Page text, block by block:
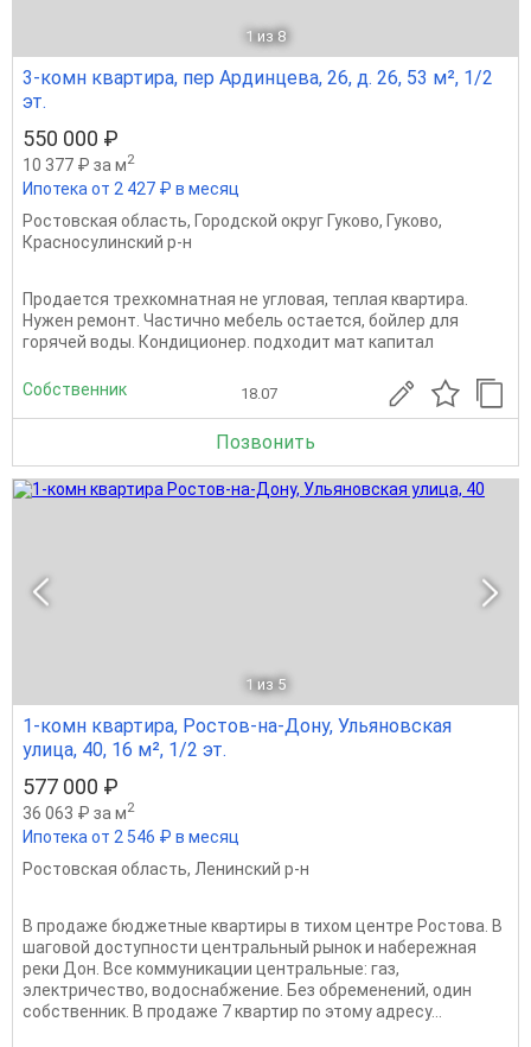
1 из 8
3-комн квартира, пер Ардинцева, 26, д. 26, 53 м², 1/2
эт.
550 000 ₽
10 377 ₽ за м2
Ипотека от 2 427 ₽ в месяц
Ростовская область, Городской округ Гуково, Гуково,
Красносулинский р-н
Продается трехкомнатная не угловая, теплая квартира.
Нужен ремонт. Частично мебель остается, бойлер для
горячей воды. Кондиционер. подходит мат капитал
Собственник 18.07
Позвонить
1 из 5
1-комн квартира, Ростов-на-Дону, Ульяновская
улица, 40, 16 м², 1/2 эт.
577 000 ₽
36 063 ₽ за м2
Ипотека от 2 546 ₽ в месяц
Ростовская область, Ленинский р-н
В продаже бюджетные квартиры в тихом центре Ростова. В
шаговой доступности центральный рынок и набережная
реки Дон. Все коммуникации центральные: газ,
электричество, водоснабжение. Без обременений, один
собственник. В продаже 7 квартир по этому адресу...